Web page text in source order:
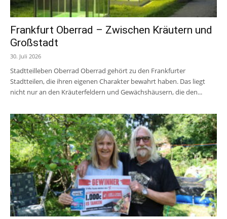
Frankfurt Oberrad – Zwischen Kräutern und
Großstadt
30. Juli 2026
Stadtteilleben Oberrad Oberrad gehört zu den Frankfurter
Stadtteilen, die ihren eigenen Charakter bewahrt haben. Das liegt
nicht nur an den Kräuterfeldern und Gewächshäusern, die den...